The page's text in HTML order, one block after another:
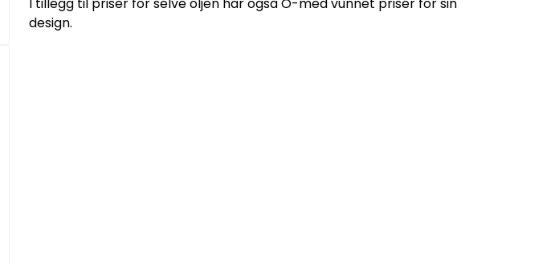
I tillegg til priser for selve oljen har også O-med vunnet priser for sin
design.